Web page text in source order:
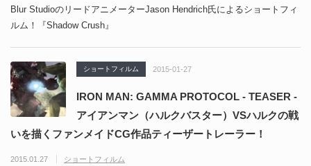
Blur StudioのリードアニメーターJason Hendrich氏によるショートフィ
ルム！『Shadow Crush』
ショートフィルム 2015-01-27
IRON MAN: GAMMA PROTOCOL - TEASER -
アイアンマン（ハルクバスター）VSハルクの戦
いを描くファンメイドCG作品ティーザートレーラー！
2015.01.27 ショートフィルム